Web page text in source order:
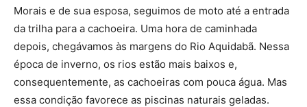
Morais e de sua esposa, seguimos de moto até a entrada
da trilha para a cachoeira. Uma hora de caminhada
depois, chegávamos às margens do Rio Aquidabã. Nessa
época de inverno, os rios estão mais baixos e,
consequentemente, as cachoeiras com pouca água. Mas
essa condição favorece as piscinas naturais geladas.